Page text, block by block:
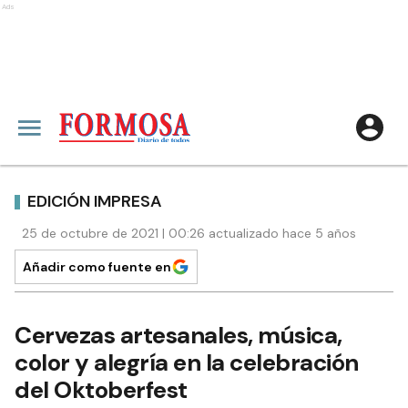
Ads
EDICIÓN IMPRESA
25 de octubre de 2021 | 00:26 actualizado hace 5 años
Añadir como fuente en
Cervezas artesanales, música,
color y alegría en la celebración
del Oktoberfest